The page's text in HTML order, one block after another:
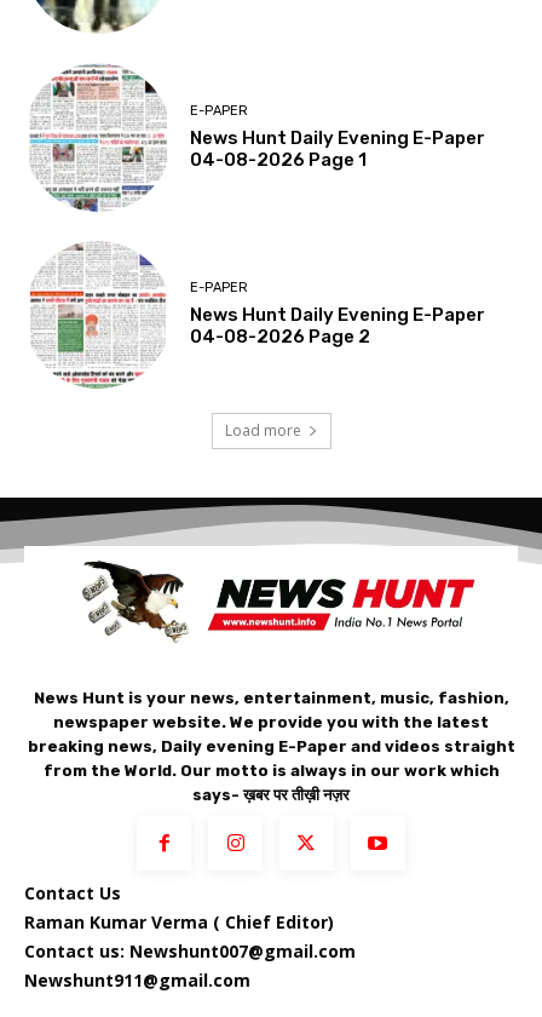
E-PAPER
News Hunt Daily Evening E-Paper
04-08-2026 Page 1
E-PAPER
News Hunt Daily Evening E-Paper
04-08-2026 Page 2
Load more
News Hunt is your news, entertainment, music, fashion,
newspaper website. We provide you with the latest
breaking news, Daily evening E-Paper and videos straight
from the World. Our motto is always in our work which
says- ख़बर पर तीख़ी नज़र
Contact Us
Raman Kumar Verma ( Chief Editor)
Contact us: Newshunt007@gmail.com
Newshunt911@gmail.com